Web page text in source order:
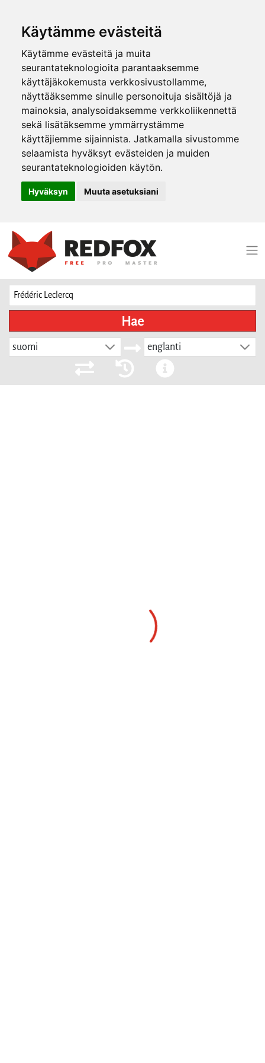
Käytämme evästeitä
Käytämme evästeitä ja muita
seurantateknologioita parantaaksemme
käyttäjäkokemusta verkkosivustollamme,
näyttääksemme sinulle personoituja sisältöjä ja
mainoksia, analysoidaksemme verkkoliikennettä
sekä lisätäksemme ymmärrystämme
käyttäjiemme sijainnista. Jatkamalla sivustomme
selaamista hyväksyt evästeiden ja muiden
seurantateknologioiden käytön.
Hyväksyn Muuta asetuksiani
Hae
suomi englanti